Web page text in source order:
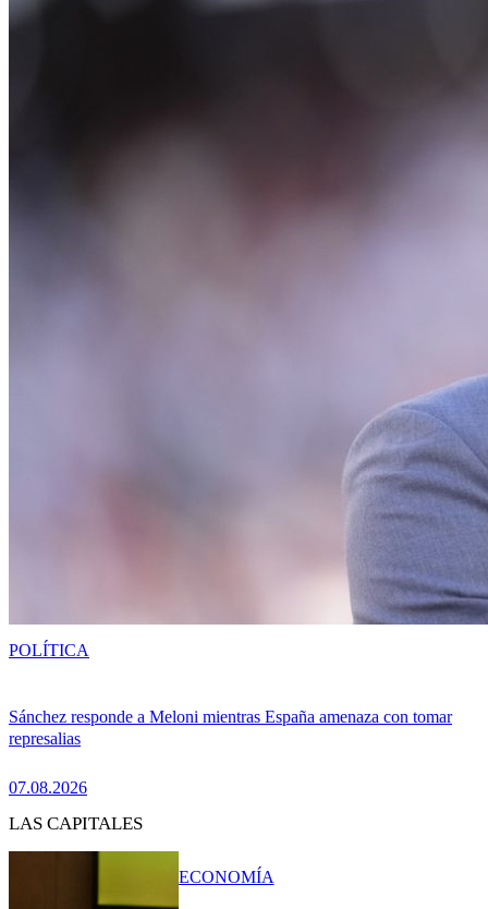
Sánchez responde a Meloni mientras España amenaza con tomar
represalias
07.08.2026
POLÍTICA
LAS CAPITALES
ECONOMÍA